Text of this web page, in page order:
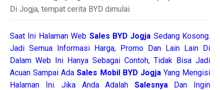
Di Jogja, tempat cerita BYD dimulai.
Saat Ini Halaman Web Sales BYD Jogja Sedang Kosong.
Jadi Semua Informasi Harga, Promo Dan Lain Lain Di
Dalam Web Ini Hanya Sebagai Contoh, Tidak Bisa Jadi
Acuan Sampai AdaSales Mobil BYD Jogja Yang Mengisi
Halaman Ini. Jika Anda Adalah SalesnyaDan Ingin